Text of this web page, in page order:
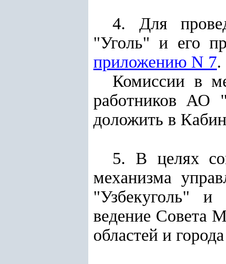
4. Для
"Уголь" и его
приложению N 7.
Комиссии в
работников АО
доложить в
5. В целях
механизма
"Узбекуголь" и
ведение Совета
областей и